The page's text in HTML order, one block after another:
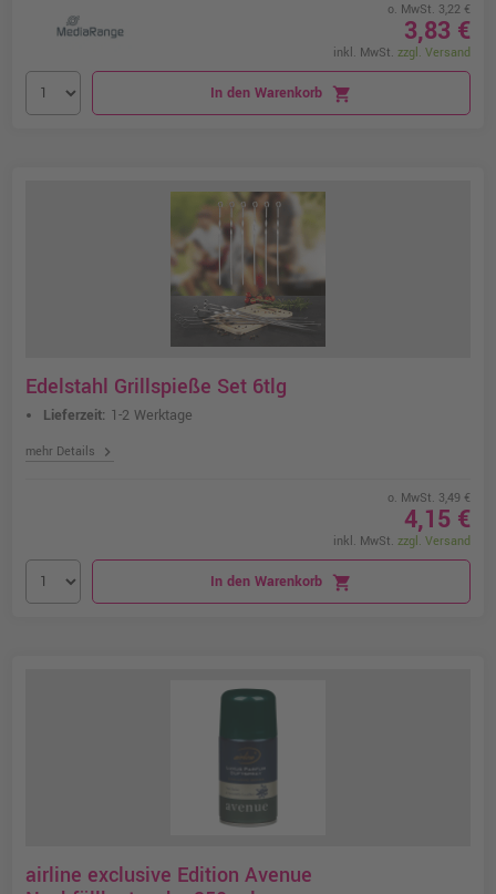
o. MwSt. 3,22 €
3,83 €
inkl. MwSt. zzgl. Versand
In den Warenkorb shopping_cart
Edelstahl Grillspieße Set 6tlg
Lieferzeit: 1-2 Werktage
mehr Details chevron_right
o. MwSt. 3,49 €
4,15 €
inkl. MwSt. zzgl. Versand
In den Warenkorb shopping_cart
airline exclusive Edition Avenue